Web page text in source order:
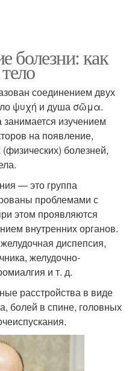
болезни: как
соединением двух
ψυχή и душа σῶμα.
изучением
на появление,
болезней,
— это группа
проблемами с
этом проявляются
внутренних органов.
диспепсия,
желудочно-
и т. д.
расстройства в виде
болей в спине, головных